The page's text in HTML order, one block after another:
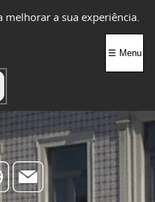
melhorar a sua experiência.
☰ Menu